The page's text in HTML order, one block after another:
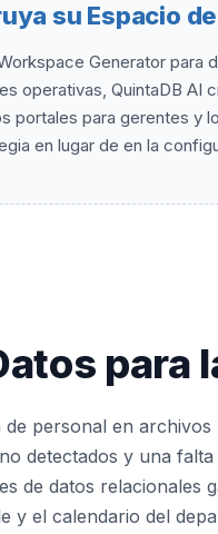
su Espacio
Generator para
operativas, QuintaDB AI
portales para gerentes y
en lugar de en la
para
personal en
detectados y una
de datos relacionales
y el calendario del